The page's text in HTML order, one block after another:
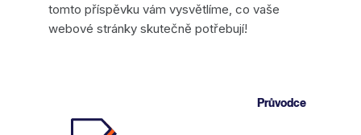
tomto příspěvku vám vysvětlíme, co vaše
webové stránky skutečně potřebují!
Průvodce